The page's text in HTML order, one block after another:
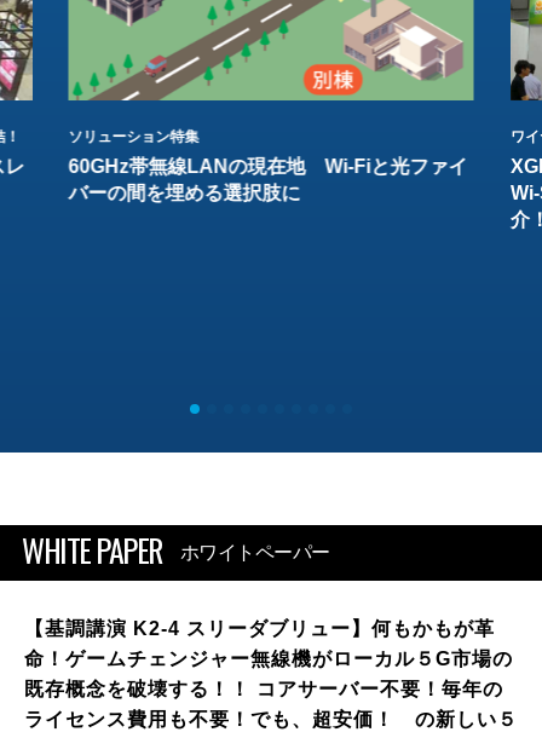
レ
ソリューション特集
60GHz帯無線LANの現在地 Wi-Fiと光ファイ
バーの間を埋める選択肢に
ワ
介
WHITE PAPER ホワイトペーパー
【基調講演 K2-4 スリーダブリュー】何もかもが革
命！ゲームチェンジャー無線機がローカル５G市場の
既存概念を破壊する！！ コアサーバー不要！毎年の
ライセンス費用も不要！でも、超安価！ の新しい５